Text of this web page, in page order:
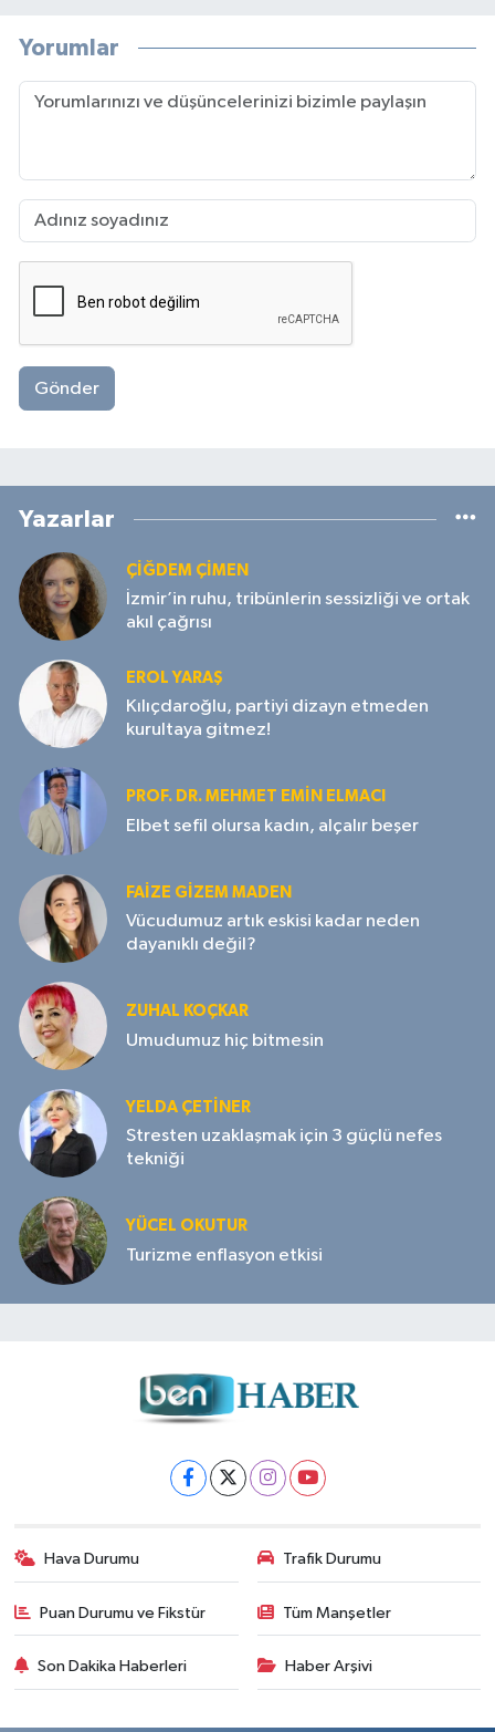
Yorumlar
Gönder
Yazarlar
ÇIĞDEM ÇIMEN
İzmir’in ruhu, tribünlerin sessizliği ve ortak
akıl çağrısı
EROL YARAŞ
Kılıçdaroğlu, partiyi dizayn etmeden
kurultaya gitmez!
PROF. DR. MEHMET EMIN ELMACI
Elbet sefil olursa kadın, alçalır beşer
FAIZE GIZEM MADEN
Vücudumuz artık eskisi kadar neden
dayanıklı değil?
ZUHAL KOÇKAR
Umudumuz hiç bitmesin
YELDA ÇETİNER
Stresten uzaklaşmak için 3 güçlü nefes
tekniği
YÜCEL OKUTUR
Turizme enflasyon etkisi
Hava Durumu Trafik Durumu
Puan Durumu ve Fikstür Tüm Manşetler
Son Dakika Haberleri Haber Arşivi